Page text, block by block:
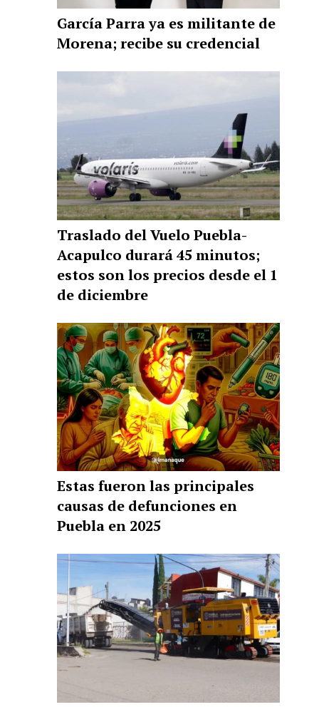
García Parra ya es militante de
Morena; recibe su credencial
Traslado del Vuelo Puebla-
Acapulco durará 45 minutos;
estos son los precios desde el 1
de diciembre
Estas fueron las principales
causas de defunciones en
Puebla en 2025